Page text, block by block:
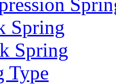
Spring
Spring
Type